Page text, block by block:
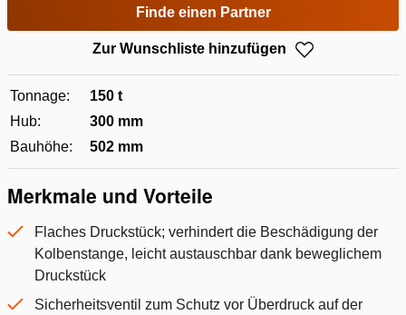
Finde einen Partner
Zur Wunschliste hinzufügen
Tonnage:
150 t
Hub:
300 mm
Bauhöhe:
502 mm
Merkmale und Vorteile
Flaches Druckstück; verhindert die Beschädigung der
Kolbenstange, leicht austauschbar dank beweglichem
Druckstück
Sicherheitsventil zum Schutz vor Überdruck auf der